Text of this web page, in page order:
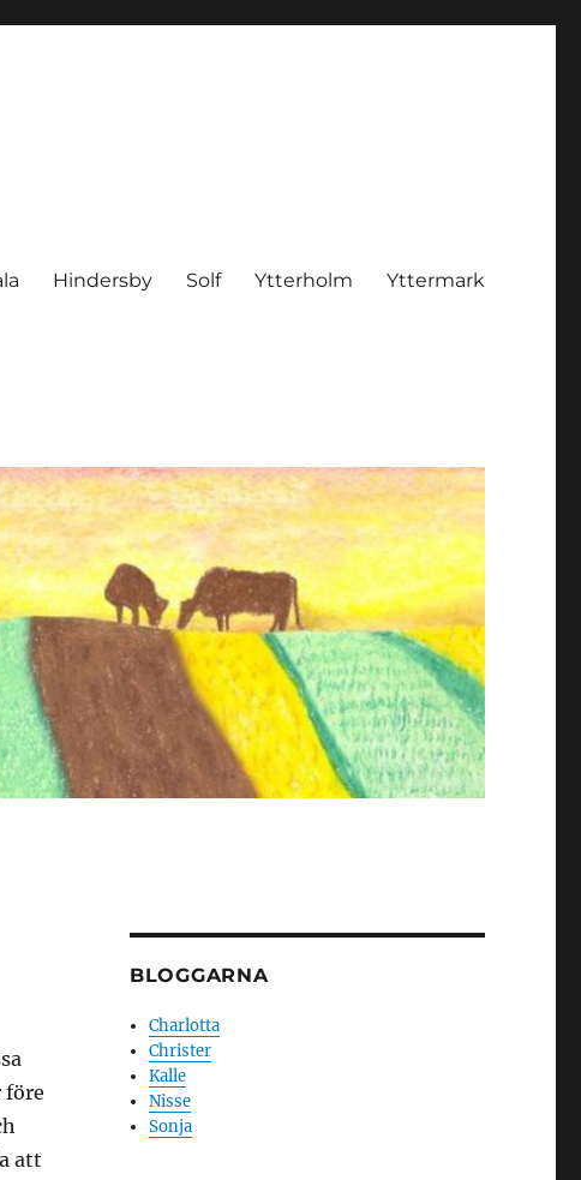
Hindersby Solf Ytterholm Yttermark
före
att
BLOGGARNA
Charlotta
Christer
Kalle
Nisse
Sonja